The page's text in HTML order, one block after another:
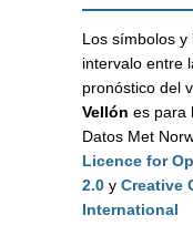
Los símbolos y
intervalo entre
pronóstico del
Vellón es para
Datos Met
Licence for
2.0 y Creative
International